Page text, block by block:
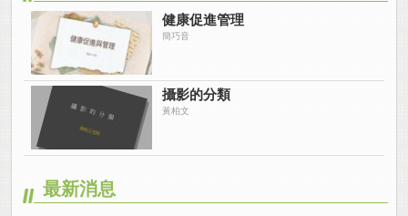
健康促進管理
簡巧音
攝影的分類
黃柏文
最新消息